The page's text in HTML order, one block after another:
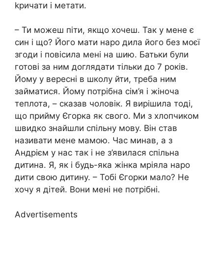
kричати і метати.
– Ти можеш піти, якщо хочеш. Так у мене є
син і що? Його мати наро дила його без моєї
згоди і повісила мені на шию. Батьки були
готові за ним доглядати тільки до 7 років.
Йому у вересні в школу йти, треба ним
займатися. Йому потрібна сім’я і жіноча
теплота, – сказав чоловік. Я вирішила тоді,
що прийму Єгорка як свого. Ми з хлопчиком
швидко знайшли спільну мову. Він став
називати мене мамою. Час минав, а з
Андрієм у нас так і не з’явилася спільна
дитина. Я, як і будь-яка жінка мріяла наро
дити свою дитину. – Тобі Єгорки мало? Не
хочу я дітей. Вони мені не потрібні.
Advertisements